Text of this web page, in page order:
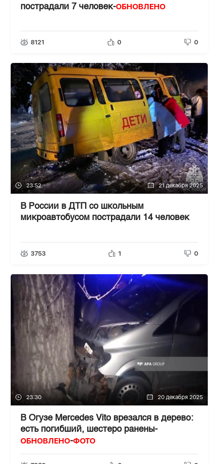
пострадали 7 человек-ОБНОВЛЕНО
8121 0 0
23:52 21 декабря 2025
В России в ДТП со школьным
микроавтобусом пострадали 14 человек
3753 1 0
23:30 20 декабря 2025
В Огузе Mercedes Vito врезался в дерево:
есть погибший, шестеро ранены-
ОБНОВЛЕНО-ФОТО